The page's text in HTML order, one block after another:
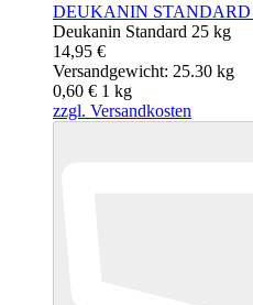
DEUKANIN STANDARD
Deukanin Standard 25 kg
14,95 €
Versandgewicht: 25.30 kg
0,60 € 1 kg
zzgl. Versandkosten